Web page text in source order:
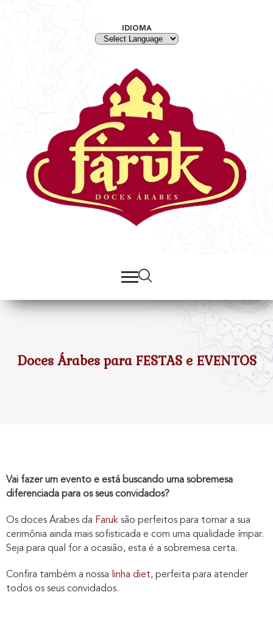
IDIOMA
Doces Árabes para FESTAS e EVENTOS
Vai fazer um evento e está buscando uma sobremesa
diferenciada para os seus convidados?
Os doces Árabes da Faruk são perfeitos para tornar a sua
cerimônia ainda mais sofisticada e com uma qualidade ímpar.
Seja para qual for a ocasião, esta é a sobremesa certa.
Confira também a nossa linha diet, perfeita para atender
todos os seus convidados.